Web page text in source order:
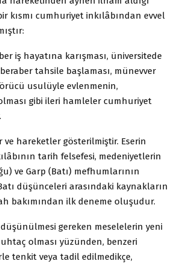
kısmı cumhuriyet inkılâbından evvel
iş hayatına karışması, üniversitede
tahsile başlaması, münevver
usulüyle evlenmenin,
gibi ileri hamleler cumhuriyet
hareketler gösterilmiştir. Eserin
tarih felsefesi, medeniyetlerin
ve Garp (Batı) mefhumlarının
düşünceleri arasındaki kaynakların
bakımından ilk deneme oluşudur.
gereken meselelerin yeni
olması yüzünden, benzeri
tenkit veya tadil edilmedikçe,